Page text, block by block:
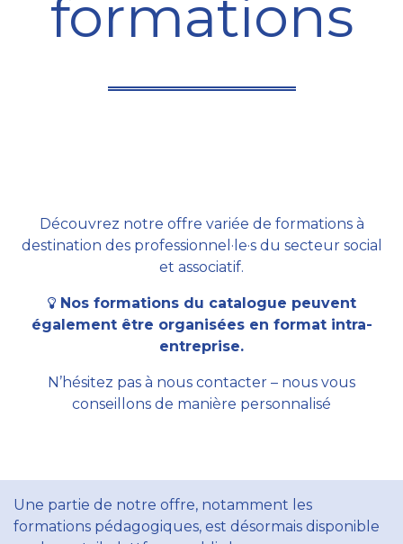
formations
Découvrez notre offre variée de formations à
destination des professionnel·le·s du secteur social
et associatif.
Nos formations du catalogue peuvent
également être organisées en format intra-
entreprise.
N’hésitez pas à nous contacter – nous vous
conseillons de manière personnalisé
Une partie de notre offre, notamment les
formations pédagogiques, est désormais disponible